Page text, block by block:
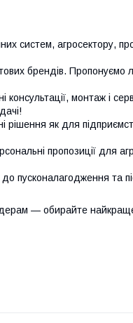
систем, агросектору,
брендів. Пропонуємо
консультації, монтаж і
рішення як для
пропозиції для
пусконалагодження та
— обирайте